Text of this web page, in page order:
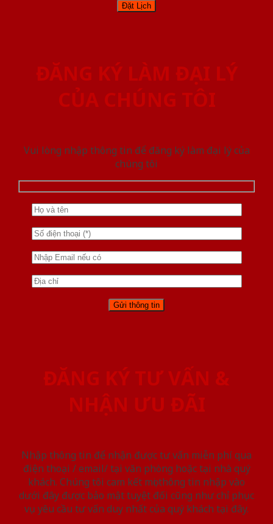
ĐĂNG KÝ LÀM ĐẠI LÝ
CỦA CHÚNG TÔI
Vui lòng nhập thông tin để đăng ký làm đại lý của
chúng tôi
ĐĂNG KÝ TƯ VẤN &
NHẬN ƯU ĐÃI
Nhập thông tin để nhận được tư vấn miễn phí qua
điện thoại / email/ tại văn phòng hoặc tại nhà quý
khách. Chúng tôi cam kết mọi thông tin nhập vào
dưới đây được bảo mật tuyệt đối cũng như chỉ phục
vụ yêu cầu tư vấn duy nhất của quý khách tại đây.